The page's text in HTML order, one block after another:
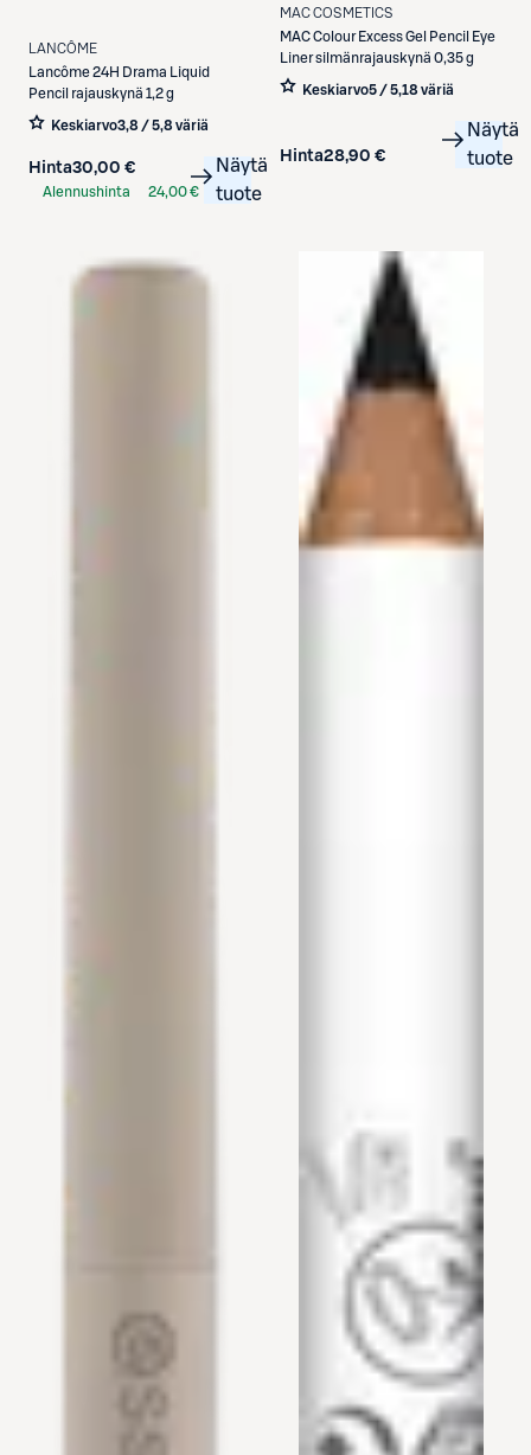
LANCÔME
Lancôme24H Drama Liquid
Pencil rajauskynä 1,2 g
Keskiarvo3,8 / 5,8 väriä
Hinta30,00 €
Alennushinta
24,00 €
Näytä
tuote
MAC COSMETICS
MACColour Excess Gel Pencil Eye
Liner silmänrajauskynä 0,35 g
Keskiarvo5 / 5,18 väriä
Hinta28,90 €
Näytä
tuote